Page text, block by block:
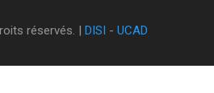
réservés. | DISI - UCAD